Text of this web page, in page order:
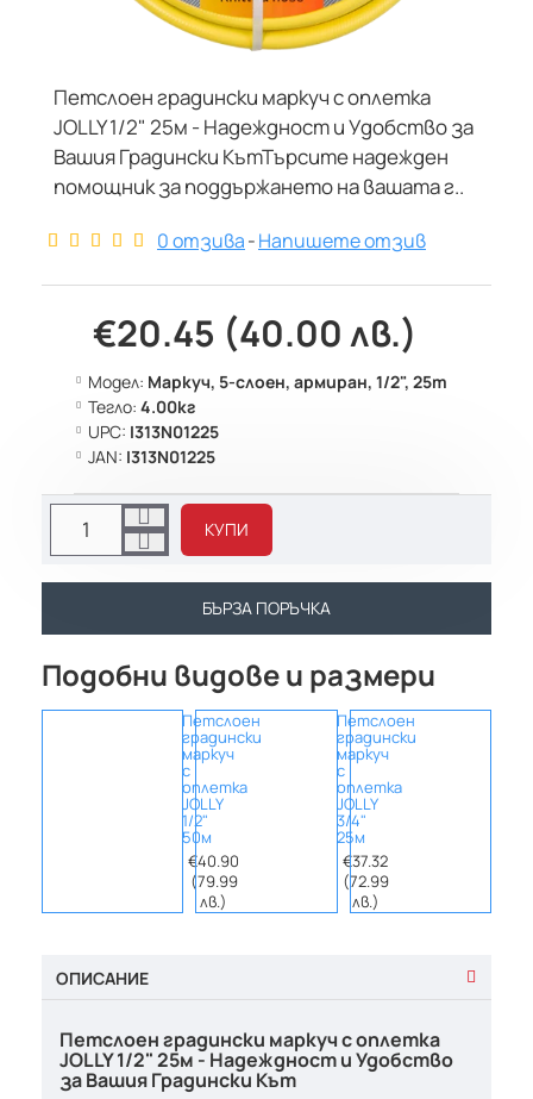
Петслоен градински маркуч с оплетка
JOLLY 1/2" 25м - Надеждност и Удобство за
Вашия Градински КътТърсите надежден
помощник за поддържането на вашата г..
0 отзива-Напишете отзив
€20.45 (40.00 лв.)
Модел: Маркуч, 5-слоен, армиран, 1/2", 25m
Тегло: 4.00кг
UPC: I313N01225
JAN: I313N01225
КУПИ
БЪРЗА ПОРЪЧКА
Подобни видове и размери
Петслоен
градински
маркуч
с
оплетка
JOLLY
1/2"
50м
€40.90
(79.99
лв.)
Петслоен
градински
маркуч
с
оплетка
JOLLY
3/4"
25м
€37.32
(72.99
лв.)
ОПИСАНИЕ
Петслоен градински маркуч с оплетка
JOLLY 1/2" 25м - Надеждност и Удобство
за Вашия Градински Кът